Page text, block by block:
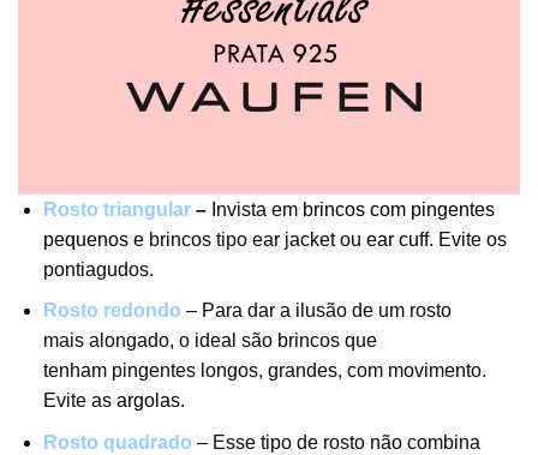
Rosto triangular–Invista em brincos com pingentes
pequenose brincos tipo ear jacket ou ear cuff. Evite os
pontiagudos.
Rosto redondo – Para dar a ilusão de um rosto
mais alongado, o ideal são brincos que
tenham pingentes longos, grandes, com movimento.
Evite as argolas.
Rosto quadrado – Esse tipo de rosto não combina